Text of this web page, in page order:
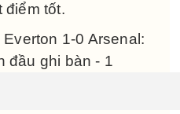
điểm tốt.